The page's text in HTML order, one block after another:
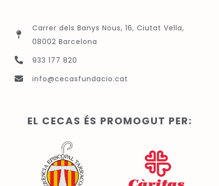
Carrer dels Banys Nous, 16, Ciutat Vella,
08002 Barcelona
933 177 820
info@cecasfundacio.cat
EL CECAS ÉS PROMOGUT PER: